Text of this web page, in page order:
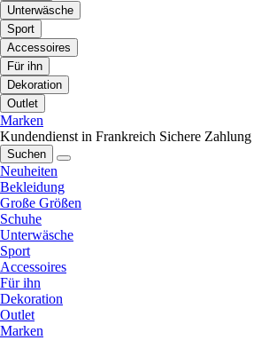
Unterwäsche
Sport
Accessoires
Für ihn
Dekoration
Outlet
Marken
Kundendienst in Frankreich Sichere Zahlung
Suchen
Neuheiten
Bekleidung
Große Größen
Schuhe
Unterwäsche
Sport
Accessoires
Für ihn
Dekoration
Outlet
Marken